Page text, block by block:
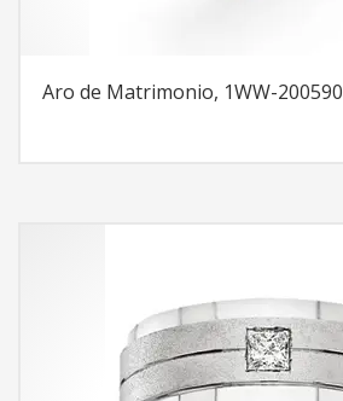
Aro de Matrimonio, 1WW-200590